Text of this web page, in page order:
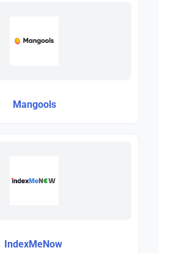
Mangools
IndexMeNow